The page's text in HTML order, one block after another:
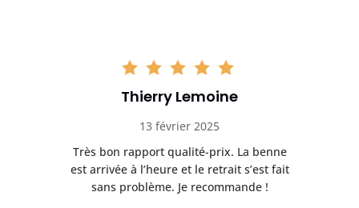
Thierry Lemoine
13 février 2025
Très bon rapport qualité-prix. La benne
est arrivée à l’heure et le retrait s’est fait
sans problème. Je recommande !